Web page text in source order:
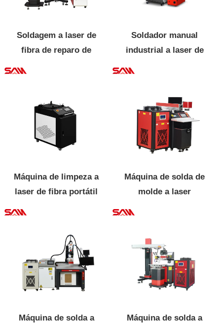
Soldagem a laser de
fibra de reparo de
Soldador manual
industrial a laser de
Máquina de limpeza a
laser de fibra portátil
Máquina de solda de
molde a laser
Máquina de solda a
Máquina de solda a